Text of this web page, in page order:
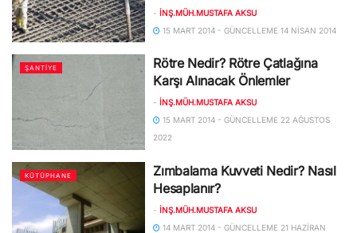
- İNŞ.MÜH.MUSTAFA AKSU
15 MART 2014 - GÜNCELLEME 14 NISAN 2014
ŞANTIYE
Rötre Nedir? Rötre Çatlağına
Karşı Alınacak Önlemler
- İNŞ.MÜH.MUSTAFA AKSU
15 MART 2014 - GÜNCELLEME 22 AĞUSTOS
2022
KÜTÜPHANE
Zımbalama Kuvveti Nedir? Nasıl
Hesaplanır?
- İNŞ.MÜH.MUSTAFA AKSU
14 MART 2014 - GÜNCELLEME 21 HAZIRAN